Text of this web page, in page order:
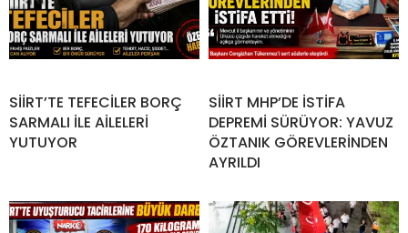
SİİRT’TE TEFECİLER BORÇ
SARMALI İLE AİLELERİ
YUTUYOR
SİİRT MHP’DE İSTİFA
DEPREMİ SÜRÜYOR: YAVUZ
ÖZTANIK GÖREVLERİNDEN
AYRILDI